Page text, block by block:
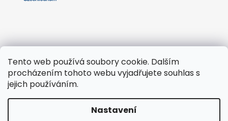
Tento web používá soubory cookie. Dalším
procházením tohoto webu vyjadřujete souhlas s
jejich používáním.
Nastavení